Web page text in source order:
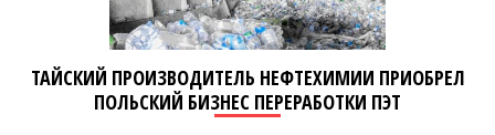
ТАЙСКИЙ ПРОИЗВОДИТЕЛЬ НЕФТЕХИМИИ ПРИОБРЕЛ
ПОЛЬСКИЙ БИЗНЕС ПЕРЕРАБОТКИ ПЭТ